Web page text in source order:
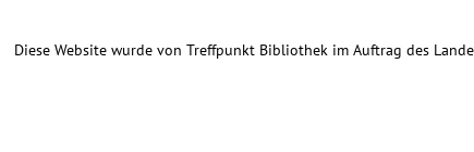
Diese Website wurde von Treffpunkt Bibliothek im Auftrag des